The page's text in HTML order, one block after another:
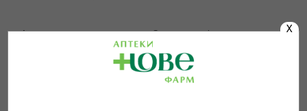
X
вируса на други части от тялото ви, както и
предаването му на други хора, е важно да вземете